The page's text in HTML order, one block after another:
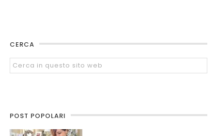
CERCA
POST POPOLARI